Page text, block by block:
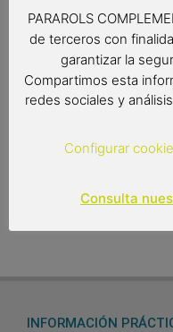
Medidas: 38 x 21 x 6 cm.
Out of stock
INFORMACIÓN
PARAROLS
de terceros con
garantizar la
Compartimos esta
redes sociales y
Configurar
Consulta